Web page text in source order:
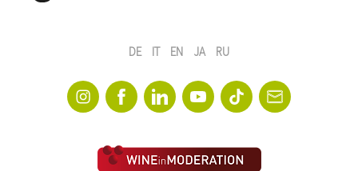
DE IT EN JA RU